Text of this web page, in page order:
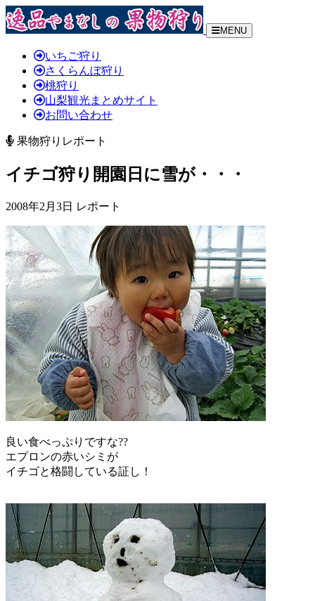
MENU
いちご狩り
さくらんぼ狩り
桃狩り
山梨観光まとめサイト
お問い合わせ
果物狩りレポート
イチゴ狩り開園日に雪が・・・
2008年2月3日 レポート
良い食べっぷりですな??
エプロンの赤いシミが
イチゴと格闘している証し！